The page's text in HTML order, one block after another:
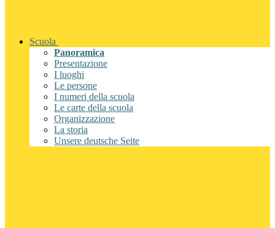
Scuola
Panoramica
Presentazione
I luoghi
Le persone
I numeri della scuola
Le carte della scuola
Organizzazione
La storia
Unsere deutsche Seite